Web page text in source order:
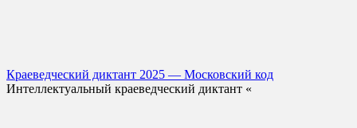
Краеведческий диктант 2025 — Московский код
Интеллектуальный краеведческий диктант «